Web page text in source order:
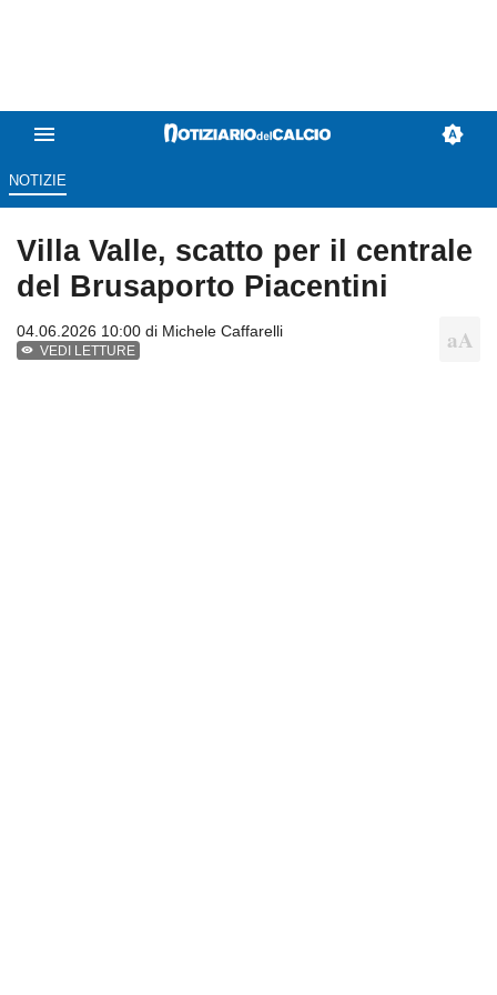
NOTIZIE
Villa Valle, scatto per il centrale
del Brusaporto Piacentini
04.06.2026 10:00 di Michele Caffarelli
VEDI LETTURE